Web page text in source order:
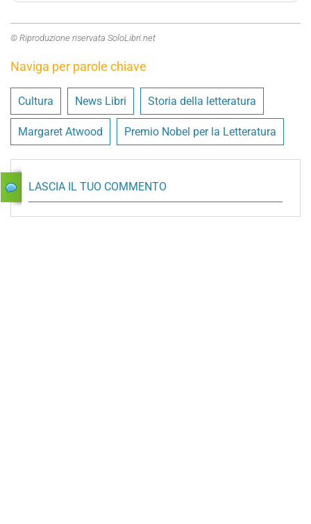
© Riproduzione riservata SoloLibri.net
Naviga per parole chiave
Cultura News Libri Storia della letteratura
Margaret Atwood Premio Nobel per la Letteratura
LASCIA IL TUO COMMENTO